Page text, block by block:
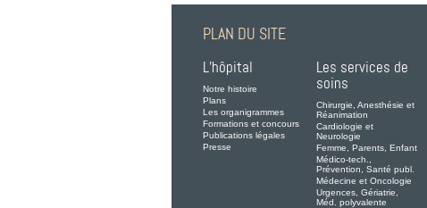
PLAN DU SITE
L’hôpital
Notre histoire
Plans
Les organigrammes
Formations et concours
Publications légales
Presse
Les services de
soins
Chirurgie, Anesthésie et
Réanimation
Cardiologie et
Neurologie
Femme, Parents, Enfant
Médico-tech.,
Prévention, Santé publ.
Médecine et Oncologie
Urgences, Gériatrie,
Méd. polyvalente